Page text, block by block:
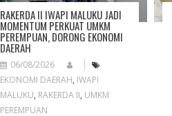
RAKERDA II IWAPI MALUKU JADI
MOMENTUM PERKUAT UMKM
PEREMPUAN, DORONG EKONOMI
DAERAH
06/08/2026
EKONOMI DAERAH, IWAPI
MALUKU, RAKERDA II, UMKM
PEREMPUAN